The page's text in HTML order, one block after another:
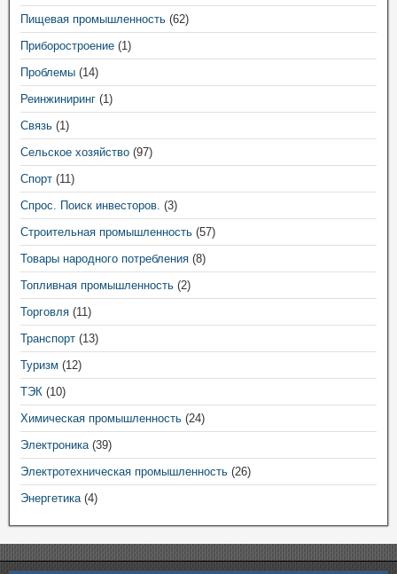
Пищевая промышленность (62)
Приборостроение (1)
Проблемы (14)
Реинжиниринг (1)
Связь (1)
Сельское хозяйство (97)
Спорт (11)
Спрос. Поиск инвесторов. (3)
Строительная промышленность (57)
Товары народного потребления (8)
Топливная промышленность (2)
Торговля (11)
Транспорт (13)
Туризм (12)
ТЭК (10)
Химическая промышленность (24)
Электроника(39)
Электротехническая промышленность (26)
Энергетика(4)